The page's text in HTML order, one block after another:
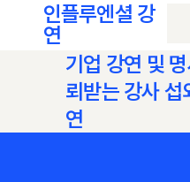
인플루엔셜 강
연
기업 강연 및
뢰받는 강사 섭
연